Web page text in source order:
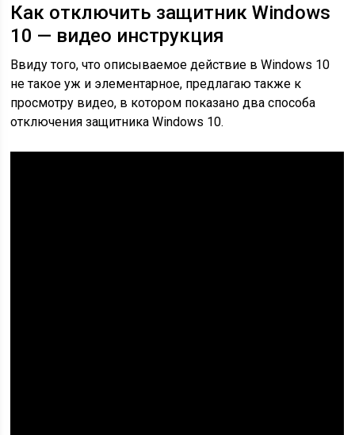
Как отключить защитник Windows
10 — видео инструкция
Ввиду того, что описываемое действие в Windows 10
не такое уж и элементарное, предлагаю также к
просмотру видео, в котором показано два способа
отключения защитника Windows 10.